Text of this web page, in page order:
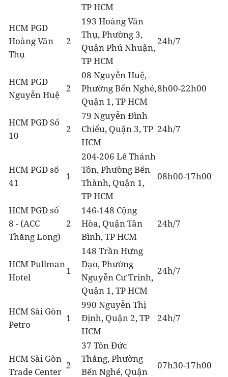
TP HCM
HCM PGD
Hoàng Văn
Thụ
2
193 Hoàng Văn
Thụ, Phường 3,
Quận Phú Nhuận,
TP HCM
24h/7
HCM PGD
Nguyễn Huệ
2
08 Nguyễn Huệ,
Phường Bến Nghé,
Quận 1, TP HCM
8h00-22h00
HCM PGD Số
10
2
79 Nguyễn Đình
Chiểu, Quận 3, TP
HCM
24h/7
HCM PGD số
41
1
204-206 Lê Thánh
Tôn, Phường Bến
Thành, Quận 1,
TP HCM
08h00-17h00
HCM PGD số
8 - (ACC
Thăng Long)
2
146-148 Cộng
Hòa, Quận Tân
Bình, TP HCM
24h/7
HCM Pullman
Hotel
1
148 Trần Hưng
Đạo, Phường
Nguyễn Cư Trinh,
Quận 1, TP HCM
24h/7
HCM Sài Gòn
Petro
1
990 Nguyễn Thị
Định, Quận 2, TP
HCM
24h/7
HCM Sài Gòn
Trade Center
2
37 Tôn Đức
Thắng, Phường
Bến Nghé, Quận
07h30-17h00